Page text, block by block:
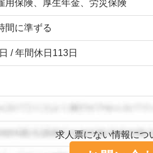
用保険、厚生年金、労災保険
間に準ずる
/ 年間休日113日
求人票にない情報につ